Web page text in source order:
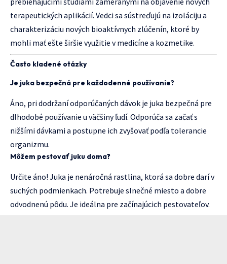
terapeutických aplikácií. Vedci sa sústreďujú na izoláciju a
charakterizáciu nových bioaktívnych zlúčenín, ktoré by
mohli mať ešte širšie využitie v medicíne a kozmetike.
Často kladené otázky
Je juka bezpečná pre každodenné používanie?
Áno, pri dodržaní odporúčaných dávok je juka bezpečná pre
dlhodobé používanie u väčšiny ľudí. Odporúča sa začať s
nižšími dávkami a postupne ich zvyšovať podľa tolerancie
organizmu.
Môžem pestovať juku doma?
Určite áno! Juka je nenáročná rastlina, ktorá sa dobre darí v
suchých podmienkach. Potrebuje slnečné miesto a dobre
odvodnenú pôdu. Je ideálna pre začínajúcich pestovateľov.